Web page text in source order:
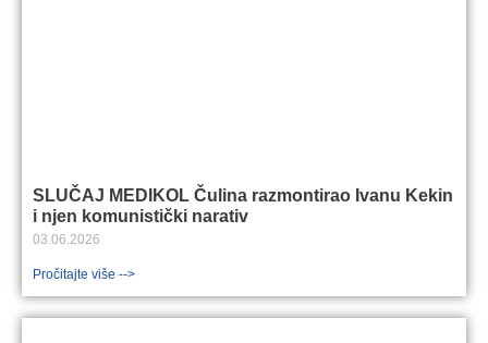
SLUČAJ MEDIKOL Čulina razmontirao Ivanu Kekin
i njen komunistički narativ
03.06.2026
Pročitajte više -->